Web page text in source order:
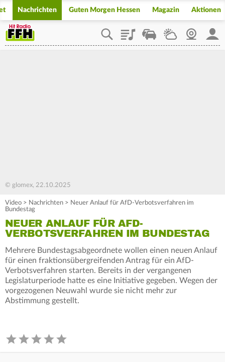
Nachrichten Guten Morgen Hessen Magazin Aktionen
PlaylistStaupilotWetterWebcam
© glomex, 22.10.2025
Video > Nachrichten > Neuer Anlauf für AfD-Verbotsverfahren im
Bundestag
NEUER ANLAUF FÜR AFD-
VERBOTSVERFAHREN IM BUNDESTAG
Mehrere Bundestagsabgeordnete wollen einen neuen Anlauf
für einen fraktionsübergreifenden Antrag für ein AfD-
Verbotsverfahren starten. Bereits in der vergangenen
Legislaturperiode hatte es eine Initiative gegeben. Wegen der
vorgezogenen Neuwahl wurde sie nicht mehr zur
Abstimmung gestellt.